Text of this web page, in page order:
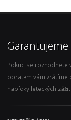
Garantujeme
Pokud se rozhodnete
obratem vám vrátíme
nabídky leteckých